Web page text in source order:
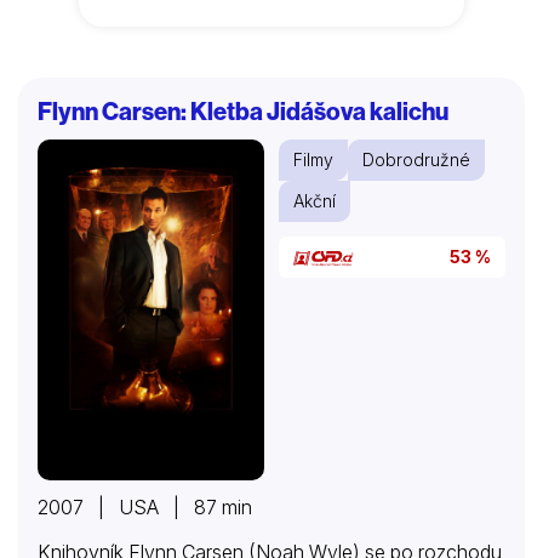
Flynn Carsen: Kletba Jidášova kalichu
Filmy
Dobrodružné
Akční
53 %
2007 | USA | 87 min
Knihovník Flynn Carsen (Noah Wyle) se po rozchodu